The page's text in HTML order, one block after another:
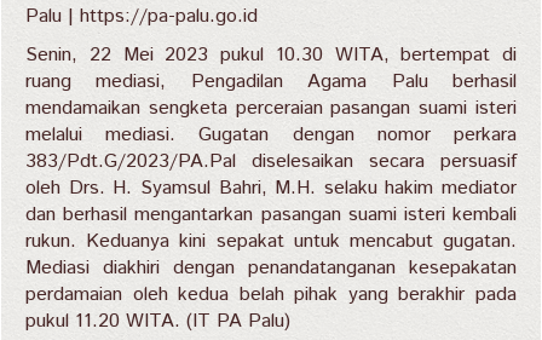
Palu | https://pa-palu.go.id
Senin, 22 Mei 2023 pukul 10.30 WITA, bertempat di
ruang mediasi, Pengadilan Agama Palu berhasil
mendamaikan sengketa perceraian pasangan suami isteri
melalui mediasi. Gugatan dengan nomor perkara
383/Pdt.G/2023/PA.Pal diselesaikan secara persuasif
oleh Drs. H. Syamsul Bahri, M.H. selaku hakim mediator
dan berhasil mengantarkan pasangan suami isteri kembali
rukun. Keduanya kini sepakat untuk mencabut gugatan.
Mediasi diakhiri dengan penandatanganan kesepakatan
perdamaian oleh kedua belah pihak yang berakhir pada
pukul 11.20 WITA. (IT PA Palu)